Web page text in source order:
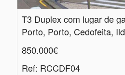
850.000€
Ref: RCCDF04